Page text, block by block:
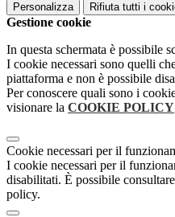
Personalizza Rifiuta tutti i
Gestione cookie
In questa schermata è possibile
I cookie necessari sono quelli
piattaforma e non è possibile
Per conoscere quali sono i
visionare la COOKIE POLICY
Cookie necessari per il
I cookie necessari per il
disabilitati. È possibile
policy.